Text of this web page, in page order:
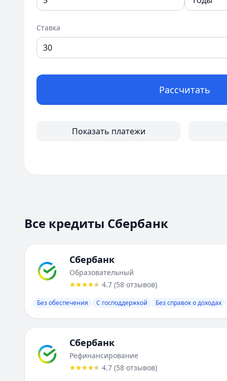
Ставка
Рассчитать
Показать платежи
Все кредиты Сбербанк
Сбербанк
Образовательный
4.7 (58 отзывов)
Без обеспечения С господдержкой Без справок о доходах
Сбербанк
Рефинансирование
4.7 (58 отзывов)